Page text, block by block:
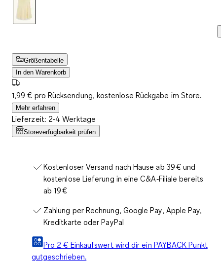
Größentabelle
In den Warenkorb
1,99 € pro Rücksendung, kostenlose Rückgabe im Store.
Mehr erfahren
Lieferzeit: 2-4 Werktage
Storeverfügbarkeit prüfen
Kostenloser Versand nach Hause ab 39 € und
kostenlose Lieferung in eine C&A‑Filiale bereits
ab 19 €
Zahlung per Rechnung, Google Pay, Apple Pay,
Kreditkarte oder PayPal
Pro 2 € Einkaufswert wird dir ein PAYBACK Punkt
gutgeschrieben.